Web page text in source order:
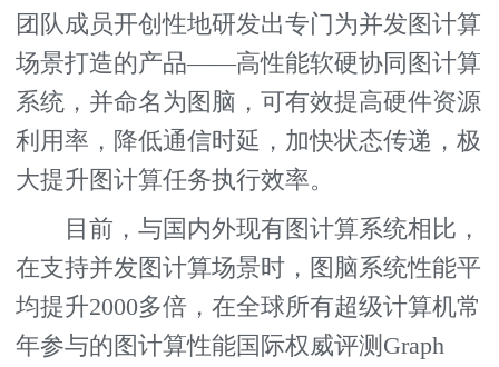
团队成员开创性地研发出专门为并发图计算
场景打造的产品——高性能软硬协同图计算
系统，并命名为图脑，可有效提高硬件资源
利用率，降低通信时延，加快状态传递，极
大提升图计算任务执行效率。
目前，与国内外现有图计算系统相比，
在支持并发图计算场景时，图脑系统性能平
均提升2000多倍，在全球所有超级计算机常
年参与的图计算性能国际权威评测Graph